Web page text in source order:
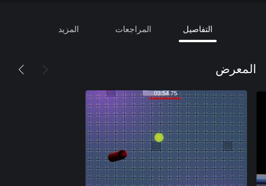
التفاصيل المراجعات المزيد
المعرض